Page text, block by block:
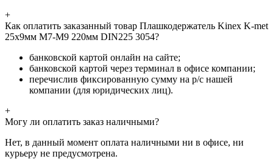
+
Как оплатить заказанный товар Плашкодержатель Kinex K-met
25х9мм М7-М9 220мм DIN225 3054?
банковской картой онлайн на сайте;
банковской картой через терминал в офисе компании;
перечислив фиксированную сумму на р/с нашей
компании (для юридических лиц).
+
Могу ли оплатить заказ наличными?
Нет, в данный момент оплата наличными ни в офисе, ни
курьеру не предусмотрена.